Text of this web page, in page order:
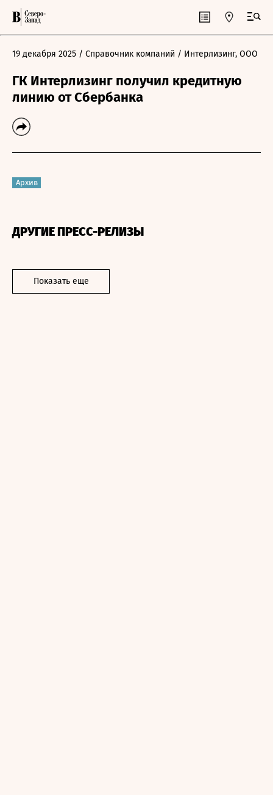
19 декабря 2025 / Справочник компаний / Интерлизинг, ООО
ГК Интерлизинг получил кредитную
линию от Сбербанка
Архив
ДРУГИЕ ПРЕСС-РЕЛИЗЫ
Показать еще